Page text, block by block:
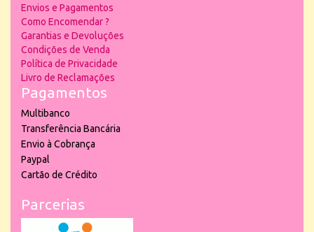
Envios e Pagamentos
Como Encomendar ?
Garantias e Devoluções
Condições de Venda
Política de Privacidade
Livro de Reclamações
Pagamentos
Multibanco
Transferência Bancária
Envio à Cobrança
Paypal
Cartão de Crédito
Parcerias